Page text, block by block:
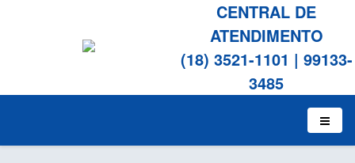
CENTRAL DE
ATENDIMENTO
(18) 3521-1101 | 99133-
3485